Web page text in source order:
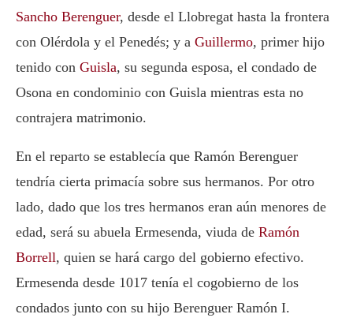
Sancho Berenguer, desde el Llobregat hasta la frontera
con Olérdola y el Penedés; y a Guillermo, primer hijo
tenido con Guisla, su segunda esposa, el condado de
Osona en condominio con Guisla mientras esta no
contrajera matrimonio.
En el reparto se establecía que Ramón Berenguer
tendría cierta primacía sobre sus hermanos. Por otro
lado, dado que los tres hermanos eran aún menores de
edad, será su abuela Ermesenda, viuda de Ramón
Borrell, quien se hará cargo del gobierno efectivo.
Ermesenda desde 1017 tenía el cogobierno de los
condados junto con su hijo Berenguer Ramón I.